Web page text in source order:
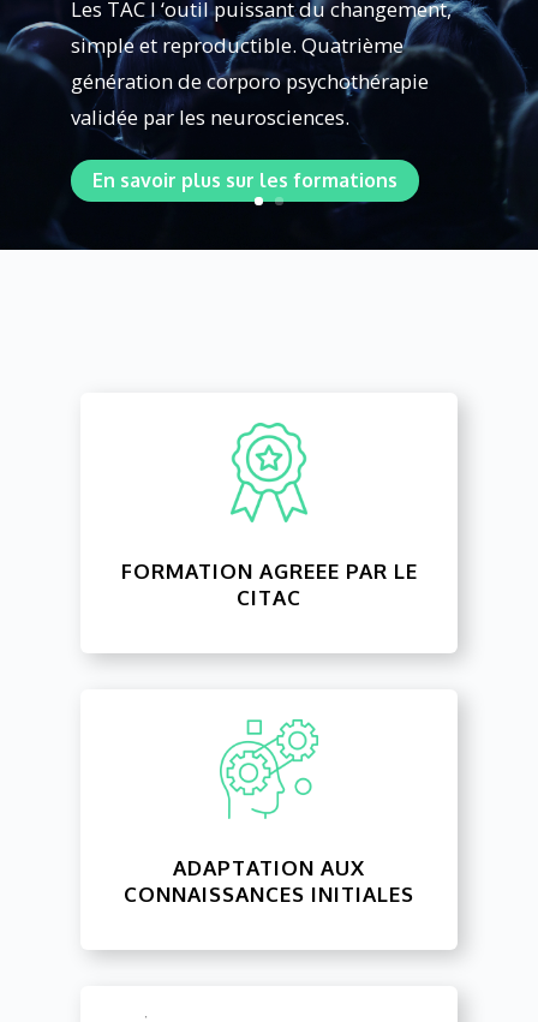
Les TAC l ‘outil puissant du changement,
simple et reproductible. Quatrième
génération de corporo psychothérapie
validée par les neurosciences.
En savoir plus sur les formations
FORMATION AGREEE PAR LE
CITAC
ADAPTATION AUX
CONNAISSANCES INITIALES